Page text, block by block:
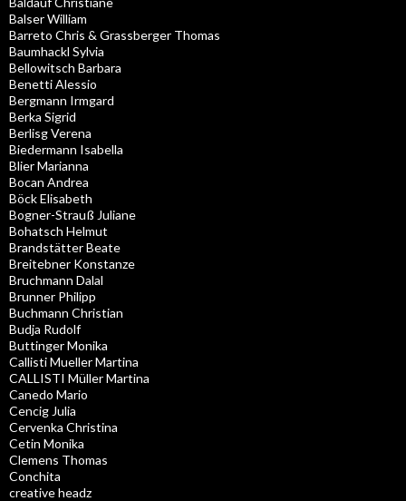
Balser William
Barreto Chris & Grassberger Thomas
Baumhackl Sylvia
Bellowitsch Barbara
Benetti Alessio
Bergmann Irmgard
Berka Sigrid
Berlisg Verena
Biedermann Isabella
Blier Marianna
Bocan Andrea
Böck Elisabeth
Bogner-Strauß Juliane
Bohatsch Helmut
Brandstätter Beate
Breitebner Konstanze
Bruchmann Dalal
Brunner Philipp
Buchmann Christian
Budja Rudolf
Buttinger Monika
Callisti Mueller Martina
CALLISTI Müller Martina
Canedo Mario
Cencig Julia
Cervenka Christina
Cetin Monika
Clemens Thomas
Conchita
creative headz